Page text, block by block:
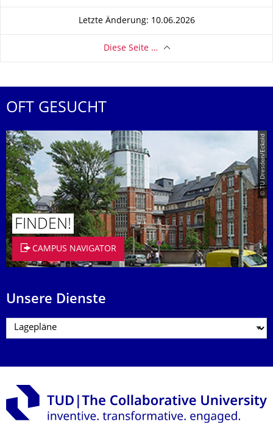
Letzte Änderung: 10.06.2026
Diese Seite …
OFT GESUCHT
© TU Dresden/Eckold
FINDEN!
CAMPUS NAVIGATOR
Unsere Dienste